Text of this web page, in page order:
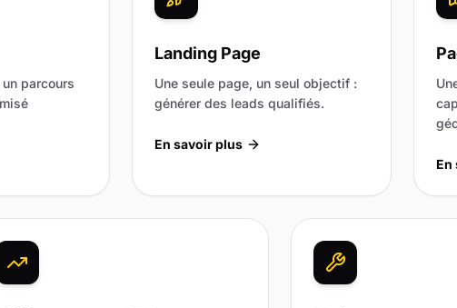
parcours
Landing Page
Une seule page, un seul objectif :
générer des leads qualifiés.
En savoir plus
En